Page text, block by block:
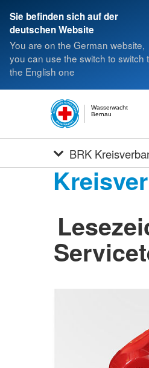
Sie befinden sich auf der
deutschen Website
You are on the German website,
you can use the switch to switch
the English one
Bernau
Wasserwacht
BRK